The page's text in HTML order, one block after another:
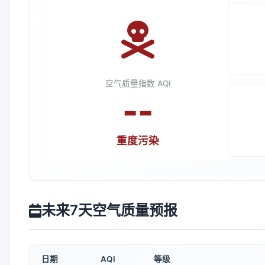
空气质量指数 AQI
--
重度污染
未来7天空气质量预报
日期 AQI 等级